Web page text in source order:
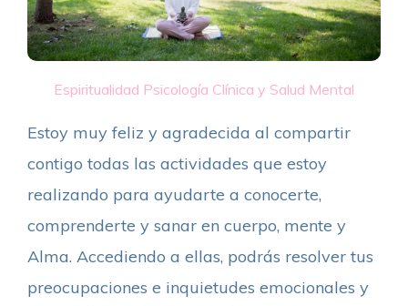
Espiritualidad Psicología Clínica y Salud Mental
Estoy muy feliz y agradecida al compartir
contigo todas las actividades que estoy
realizando para ayudarte a conocerte,
comprenderte y sanar en cuerpo, mente y
Alma. Accediendo a ellas, podrás resolver tus
preocupaciones e inquietudes emocionales y